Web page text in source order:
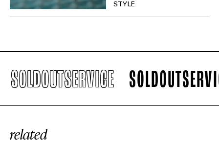
STYLE
SOLDOUTSERVICE
related